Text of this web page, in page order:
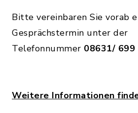
Bitte vereinbaren Sie vorab
Gesprächstermin unter der
Telefonnummer 08631/ 699
Weitere Informationen